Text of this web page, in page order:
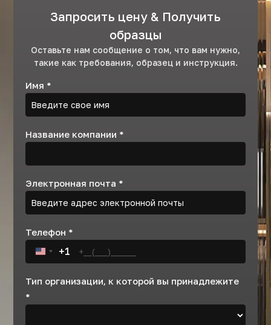
Запросить цену & Получить
образцы
Оставьте нам сообщение о том, что вам нужно,
такие как требования, образец и инструкция.
Имя *
Название компании *
Электронная почта *
Телефон *
United States +1
+1
Тип организации, к которой вы принадлежите
*